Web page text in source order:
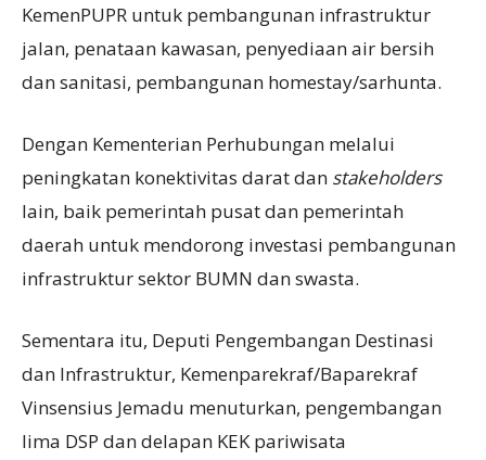
KemenPUPR untuk pembangunan infrastruktur
jalan, penataan kawasan, penyediaan air bersih
dan sanitasi, pembangunan homestay/sarhunta.
Dengan Kementerian Perhubungan melalui
peningkatan konektivitas darat dan stakeholders
lain, baik pemerintah pusat dan pemerintah
daerah untuk mendorong investasi pembangunan
infrastruktur sektor BUMN dan swasta.
Sementara itu, Deputi Pengembangan Destinasi
dan Infrastruktur, Kemenparekraf/Baparekraf
Vinsensius Jemadu menuturkan, pengembangan
lima DSP dan delapan KEK pariwisata